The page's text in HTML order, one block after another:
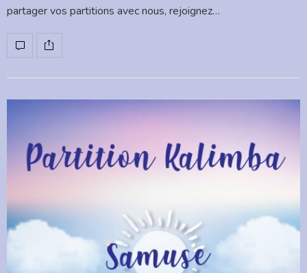
partager vos partitions avec nous, rejoignez…